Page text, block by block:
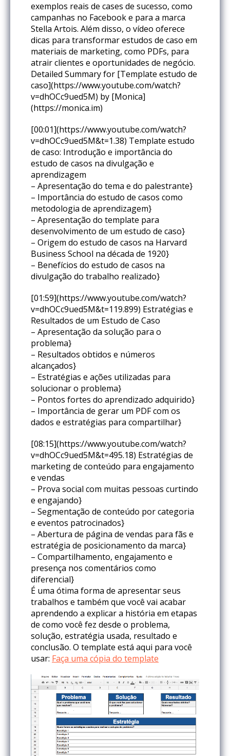
exemplos reais de cases de sucesso, como
campanhas no Facebook e para a marca
Stella Artois. Além disso, o vídeo oferece
dicas para transformar estudos de caso em
materiais de marketing, como PDFs, para
atrair clientes e oportunidades de negócio.
Detailed Summary for [Template estudo de
caso](https://www.youtube.com/watch?
v=dhOCc9ued5M) by [Monica]
(https://monica.im)
[00:01](https://www.youtube.com/watch?
v=dhOCc9ued5M&t=1.38) Template estudo
de caso: Introdução e importância do
estudo de casos na divulgação e
aprendizagem
– Apresentação do tema e do palestrante}
– Importância do estudo de casos como
metodologia de aprendizagem}
– Apresentação do template para
desenvolvimento de um estudo de caso}
– Origem do estudo de casos na Harvard
Business School na década de 1920}
– Benefícios do estudo de casos na
divulgação do trabalho realizado}
[01:59](https://www.youtube.com/watch?
v=dhOCc9ued5M&t=119.899) Estratégias e
Resultados de um Estudo de Caso
– Apresentação da solução para o
problema}
– Resultados obtidos e números
alcançados}
– Estratégias e ações utilizadas para
solucionar o problema}
– Pontos fortes do aprendizado adquirido}
– Importância de gerar um PDF com os
dados e estratégias para compartilhar}
[08:15](https://www.youtube.com/watch?
v=dhOCc9ued5M&t=495.18) Estratégias de
marketing de conteúdo para engajamento
e vendas
– Prova social com muitas pessoas curtindo
e engajando}
– Segmentação de conteúdo por categoria
e eventos patrocinados}
– Abertura de página de vendas para fãs e
estratégia de posicionamento da marca}
– Compartilhamento, engajamento e
presença nos comentários como
diferencial}
É uma ótima forma de apresentar seus
trabalhos e também que você vai acabar
aprendendo a explicar a história em etapas
de como você fez desde o problema,
solução, estratégia usada, resultado e
conclusão. O template está aqui para você
usar: Faça uma cópia do template